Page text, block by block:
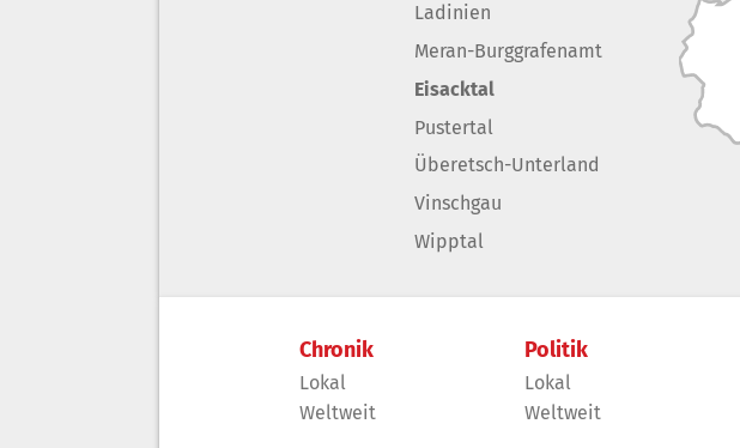
Ladinien
Meran-Burggrafenamt
Eisacktal
Pustertal
Überetsch-Unterland
Vinschgau
Wipptal
Chronik
Lokal
Weltweit
Politik
Lokal
Weltweit